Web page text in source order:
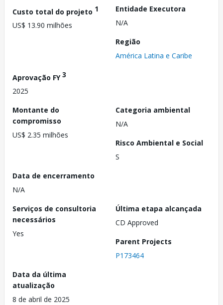
Custo total do projeto 1
US$ 13.90 milhões
Entidade Executora
N/A
Região
América Latina e Caribe
Aprovação FY3
2025
Montante do
compromisso
US$ 2.35 milhões
Categoria ambiental
N/A
Risco Ambiental e Social
S
Data de encerramento
N/A
Serviços de consultoria
necessários
Yes
Última etapa alcançada
CD Approved
Parent Projects
P173464
Data da última
atualização
8 de abril de 2025